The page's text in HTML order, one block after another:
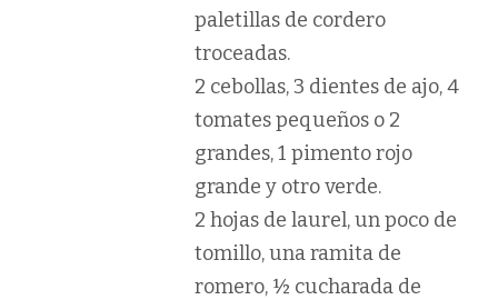
paletillas de cordero
troceadas.
2 cebollas, 3 dientes de ajo, 4
tomates pequeños o 2
grandes, 1 pimento rojo
grande y otro verde.
2 hojas de laurel, un poco de
tomillo, una ramita de
romero, ½ cucharada de